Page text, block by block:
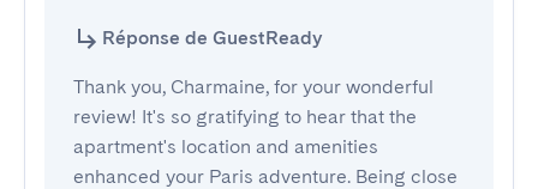
Réponse de GuestReady
Thank you, Charmaine, for your wonderful
review! It's so gratifying to hear that the
apartment's location and amenities
enhanced your Paris adventure. Being close